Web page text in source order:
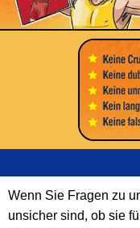
Wenn Sie Fragen zu
unsicher sind, ob sie